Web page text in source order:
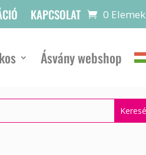
KAPCSOLAT 0 Elemek
Ásvány webshop